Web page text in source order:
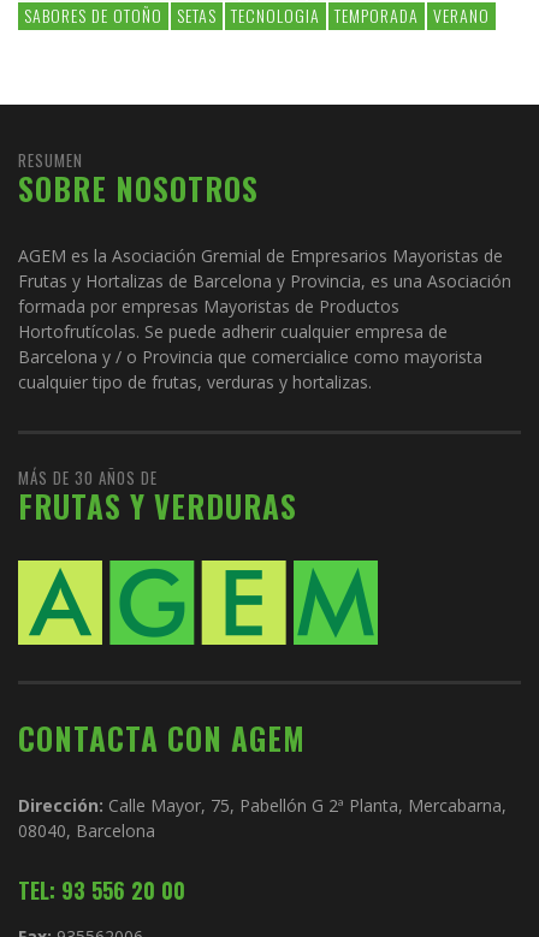
SABORES DE OTOÑO
SETAS TECNOLOGIA TEMPORADA VERANO
RESUMEN
SOBRE NOSOTROS
AGEM es la Asociación Gremial de Empresarios Mayoristas de
Frutas y Hortalizas de Barcelona y Provincia, es una Asociación
formada por empresas Mayoristas de Productos
Hortofrutícolas. Se puede adherir cualquier empresa de
Barcelona y / o Provincia que comercialice como mayorista
cualquier tipo de frutas, verduras y hortalizas.
MÁS DE 30 AÑOS DE
FRUTAS Y VERDURAS
CONTACTA CON AGEM
Dirección: Calle Mayor, 75, Pabellón G 2ª Planta, Mercabarna,
08040, Barcelona
TEL: 93 556 20 00